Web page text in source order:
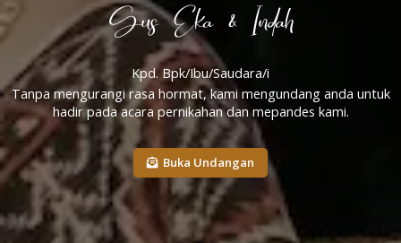
Gus Eka & Indah
Kpd. Bpk/Ibu/Saudara/i
Tanpa mengurangi rasa hormat, kami mengundang anda untuk
hadir pada acara pernikahan dan mepandes kami.
Buka Undangan